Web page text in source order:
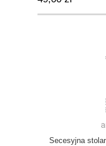
Secesyjna